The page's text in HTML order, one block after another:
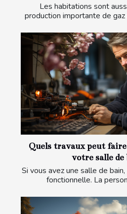
Les habitations sont
production importante de
Quels travaux peut
votre salle de
Si vous avez une salle de
fonctionnelle. La